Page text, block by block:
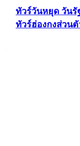
ทัวร์วันหยุด วัน
ทัวร์ฮ่องกงส่วนตั